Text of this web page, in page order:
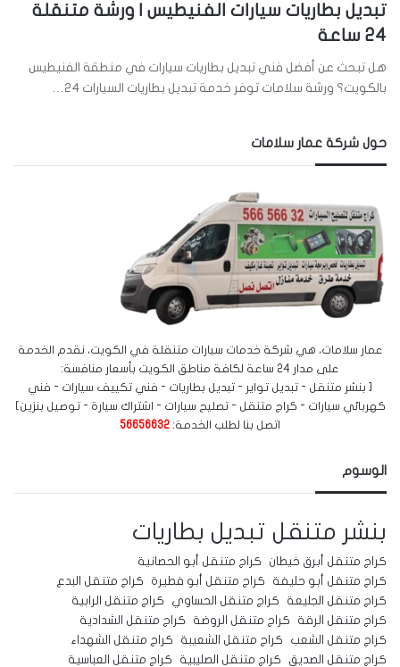
تبديل بطاريات سيارات الفنيطيس | ورشة متنقلة
24 ساعة
هل تبحث عن أفضل فني تبديل بطاريات سيارات في منطقة الفنيطيس
بالكويت؟ ورشة سلامات توفر خدمة تبديل بطاريات السيارات 24…
حول شركة عمار سلامات
عمار سلامات، هي شركة خدمات سيارات متنقلة في الكويت، نقدم الخدمة
على مدار 24 ساعة لكافة مناطق الكويت بأسعار منافسة:
[ بنشر متنقل - تبديل تواير - تبديل بطاريات - فني تكييف سيارات - فني
كهربائي سيارات - كراج متنقل - تصليح سيارات - اشتراك سيارة - توصيل بنزين]
اتصل بنا لطلب الخدمة: 56656632
الوسوم
بنشر متنقل تبديل بطاريات
كراج متنقل أبرق خيطان
كراج متنقل أبو الحصانية
كراج متنقل أبو حليفة
كراج متنقل أبو فطيرة
كراج متنقل البدع
كراج متنقل الجليعة
كراج متنقل الحساوي
كراج متنقل الرابية
كراج متنقل الرقة
كراج متنقل الروضة
كراج متنقل الشدادية
كراج متنقل الشعب
كراج متنقل الشعيبة
كراج متنقل الشهداء
كراج متنقل الصديق
كراج متنقل الصليبية
كراج متنقل العباسية